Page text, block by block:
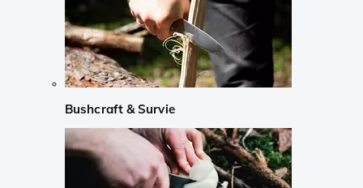
Bushcraft & Survie